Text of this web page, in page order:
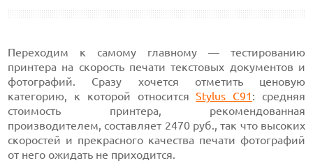
Переходим к самому главному — тестированию
принтера на скорость печати текстовых документов и
фотографий. Сразу хочется отметить ценовую
категорию, к которой относитсяStylus C91 : средняя
стоимость принтера, рекомендованная
производителем, составляет 2470 руб., так что высоких
скоростей и прекрасного качества печати фотографий
от него ожидать не приходится.